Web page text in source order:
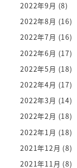
2022年9月 (8)
2022年8月 (16)
2022年7月 (16)
2022年6月 (17)
2022年5月 (18)
2022年4月 (17)
2022年3月 (14)
2022年2月 (18)
2022年1月 (18)
2021年12月 (8)
2021年11月 (8)